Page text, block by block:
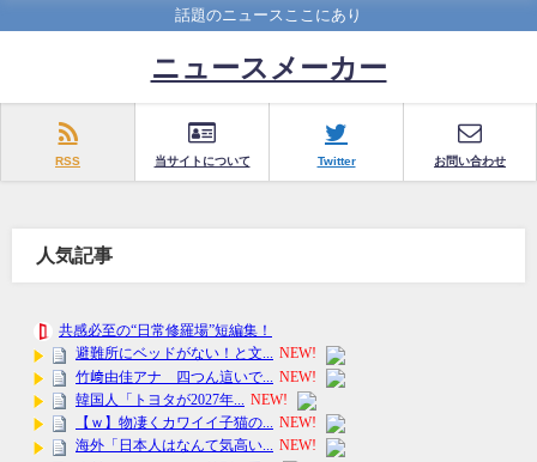
話題のニュースここにあり
ニュースメーカー
RSS 当サイトについて Twitter お問い合わせ
人気記事